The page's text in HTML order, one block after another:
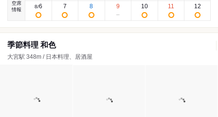
空席
情報
8/6 7 8 9 10 11 12
季節料理 和色
大宮駅 348m / 日本料理、居酒屋